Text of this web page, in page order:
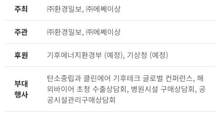
주최 ㈜환경일보, ㈜메쎄이상
주관 ㈜환경일보, ㈜메쎄이상
후원 기후에너지환경부 (예정), 기상청 (예정)
부대
행사
탄소중립과 클린에어 기후테크 글로벌 컨퍼런스, 해
외바이어 초청 수출상담회, 병원시설 구매상담회, 공
공시설관리구매상담회